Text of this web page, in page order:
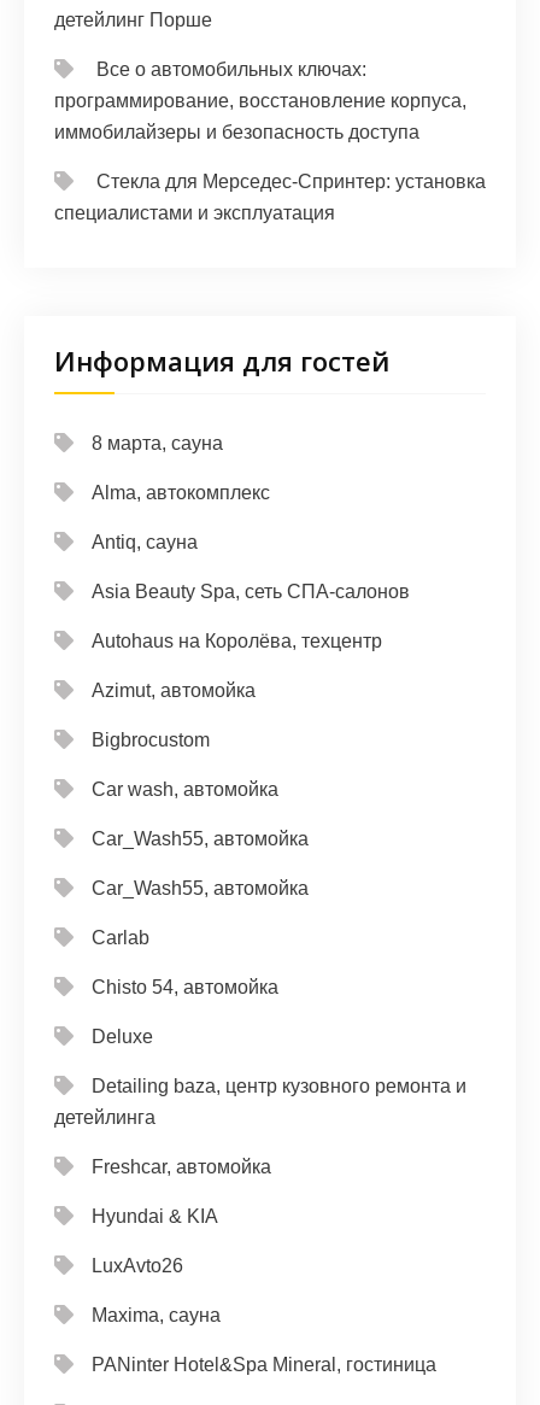
детейлинг Порше
Все о автомобильных ключах:
программирование, восстановление корпуса,
иммобилайзеры и безопасность доступа
Стекла для Мерседес-Спринтер: установка
специалистами и эксплуатация
Информация для гостей
8 марта, сауна
Alma, автокомплекс
Antiq, сауна
Asia Beauty Spa, сеть СПА-салонов
Autohaus на Королёва, техцентр
Azimut, автомойка
Bigbrocustom
Car wash, автомойка
Car_Wash55, автомойка
Car_Wash55, автомойка
Carlab
Chisto 54, автомойка
Deluxe
Detailing baza, центр кузовного ремонта и
детейлинга
Freshcar, автомойка
Hyundai & KIA
LuxAvto26
Maxima, сауна
PANinter Hotel&Spa Mineral, гостиница